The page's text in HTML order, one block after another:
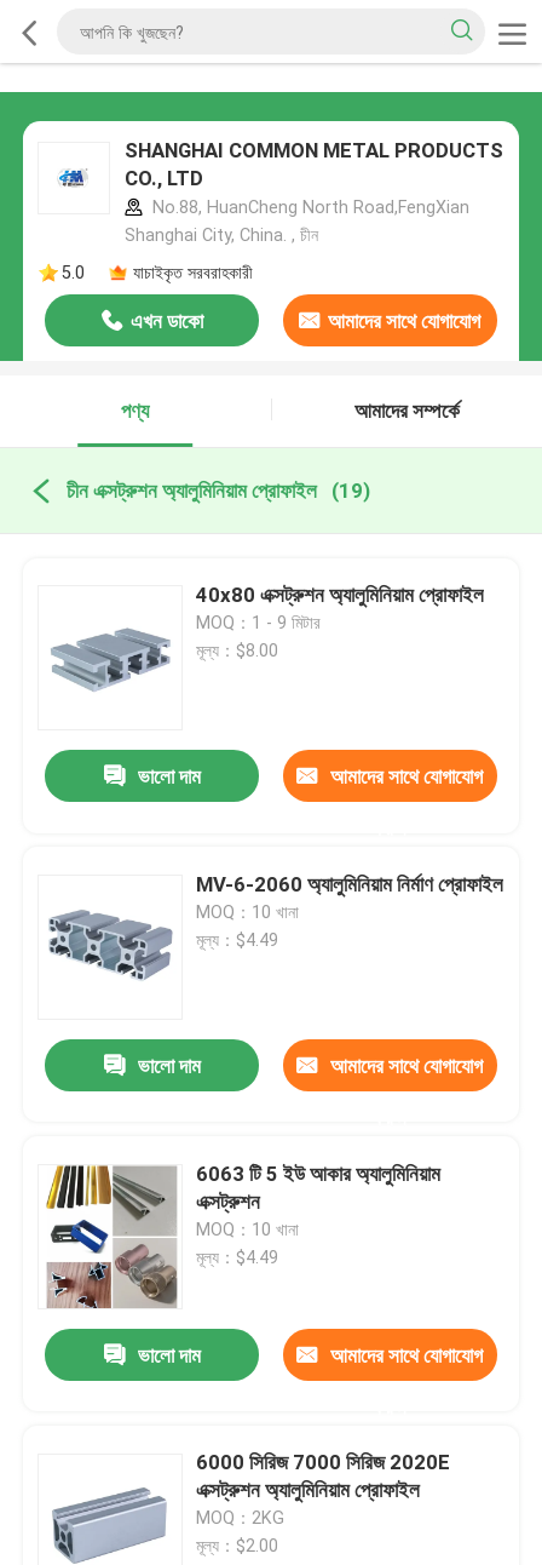
SHANGHAI COMMON METAL PRODUCTS
CO., LTD
No.88, HuanCheng North Road,FengXian
Shanghai City, China. , চীন
5.0
যাচাইকৃত সরবরাহকারী
এখন ডাকো আমাদের সাথে যোগাযোগ
পণ্য
আমাদের সম্পর্কে
চীন এক্সট্রুশন অ্যালুমিনিয়াম প্রোফাইল (19)
40x80 এক্সট্রুশন অ্যালুমিনিয়াম প্রোফাইল
MOQ：1 - 9 মিটার
মূল্য：$8.00
ভালো দাম আমাদের সাথে যোগাযোগ
MV-6-2060 অ্যালুমিনিয়াম নির্মাণ প্রোফাইল
MOQ：10 খানা
মূল্য：$4.49
ভালো দাম আমাদের সাথে যোগাযোগ
6063 টি 5 ইউ আকার অ্যালুমিনিয়াম
এক্সট্রুশন
MOQ：10 খানা
মূল্য：$4.49
ভালো দাম আমাদের সাথে যোগাযোগ
6000 সিরিজ 7000 সিরিজ 2020E
এক্সট্রুশন অ্যালুমিনিয়াম প্রোফাইল
MOQ：2KG
মূল্য：$2.00